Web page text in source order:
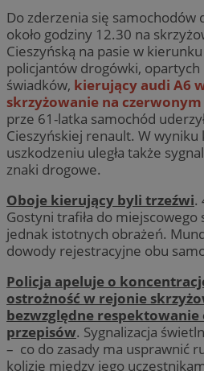
Do zderzenia się samochodów
około godziny 12.30 na
Cieszyńską na pasie w
policjantów drogówki,
świadków, kierujący audi A6
skrzyżowanie na
prze 61-latka samochód
Cieszyńskiej renault. W wyniku
uszkodzeniu uległa także
znaki drogowe.
Oboje kierujący byli trzeźwi.
Gostyni trafiła do miejscowego
jednak istotnych obrażeń.
dowody rejestracyjne obu
Policja apeluje o
ostrożność w rejonie
bezwzględne
przepisów. Sygnalizacja
– co do zasady ma usprawnić
kolizje między jego